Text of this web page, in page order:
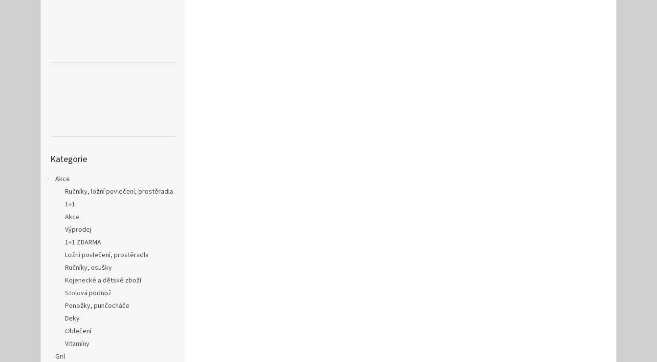
kategorie
Kategorie
Akce
Ručníky, ložní povlečení, prostěradla
1+1
Akce
Výprodej
1+1 ZDARMA
Ložní povlečení, prostěradla
Ručníky, osušky
Kojenecké a dětské zboží
Stolová podnož
Ponožky, punčocháče
Deky
Oblečení
Vitamíny
Gril